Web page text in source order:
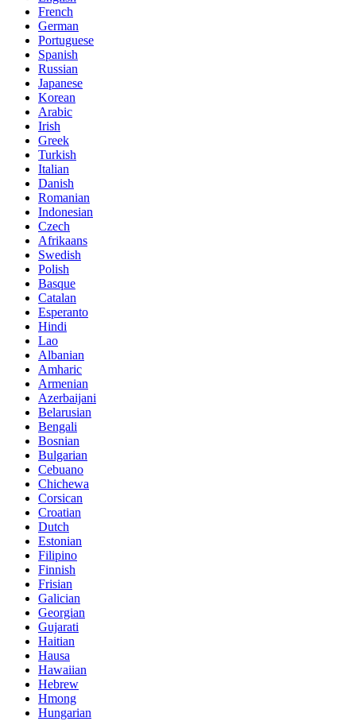
French
German
Portuguese
Spanish
Russian
Japanese
Korean
Arabic
Irish
Greek
Turkish
Italian
Danish
Romanian
Indonesian
Czech
Afrikaans
Swedish
Polish
Basque
Catalan
Esperanto
Hindi
Lao
Albanian
Amharic
Armenian
Azerbaijani
Belarusian
Bengali
Bosnian
Bulgarian
Cebuano
Chichewa
Corsican
Croatian
Dutch
Estonian
Filipino
Finnish
Frisian
Galician
Georgian
Gujarati
Haitian
Hausa
Hawaiian
Hebrew
Hmong
Hungarian